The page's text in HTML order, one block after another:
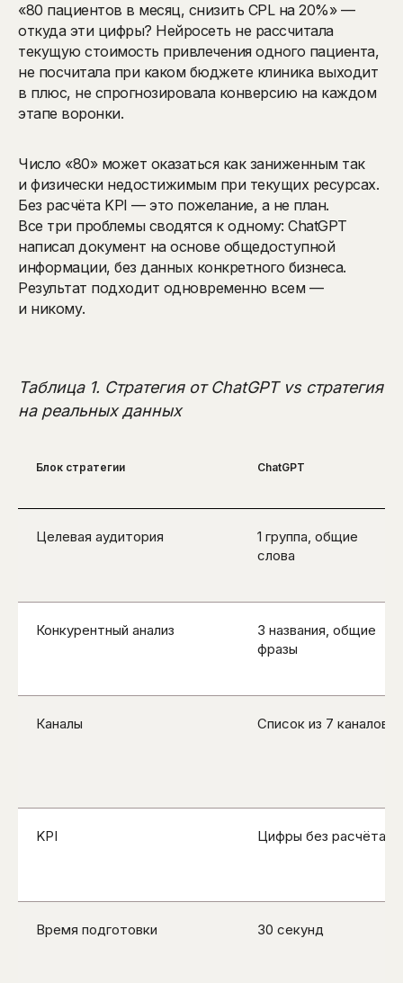
«80 пациентов в месяц, снизить CPL на 20%» —
откуда эти цифры? Нейросеть не рассчитала
текущую стоимость привлечения одного пациента,
не посчитала при каком бюджете клиника выходит
в плюс, не спрогнозировала конверсию на каждом
этапе воронки.
Число «80» может оказаться как заниженным так
и физически недостижимым при текущих ресурсах.
Без расчёта KPI — это пожелание, а не план.
Все три проблемы сводятся к одному: ChatGPT
написал документ на основе общедоступной
информации, без данных конкретного бизнеса.
Результат подходит одновременно всем —
и никому.
Таблица 1. Стратегия от ChatGPT vs стратегия
на реальных данных
Блок стратегии ChatGPT
Целевая аудитория
1 группа, общие
слова
Конкурентный анализ
3 названия, общие
фразы
Каналы Список из 7 каналов
KPI Цифры без расчёта
Время подготовки 30 секунд